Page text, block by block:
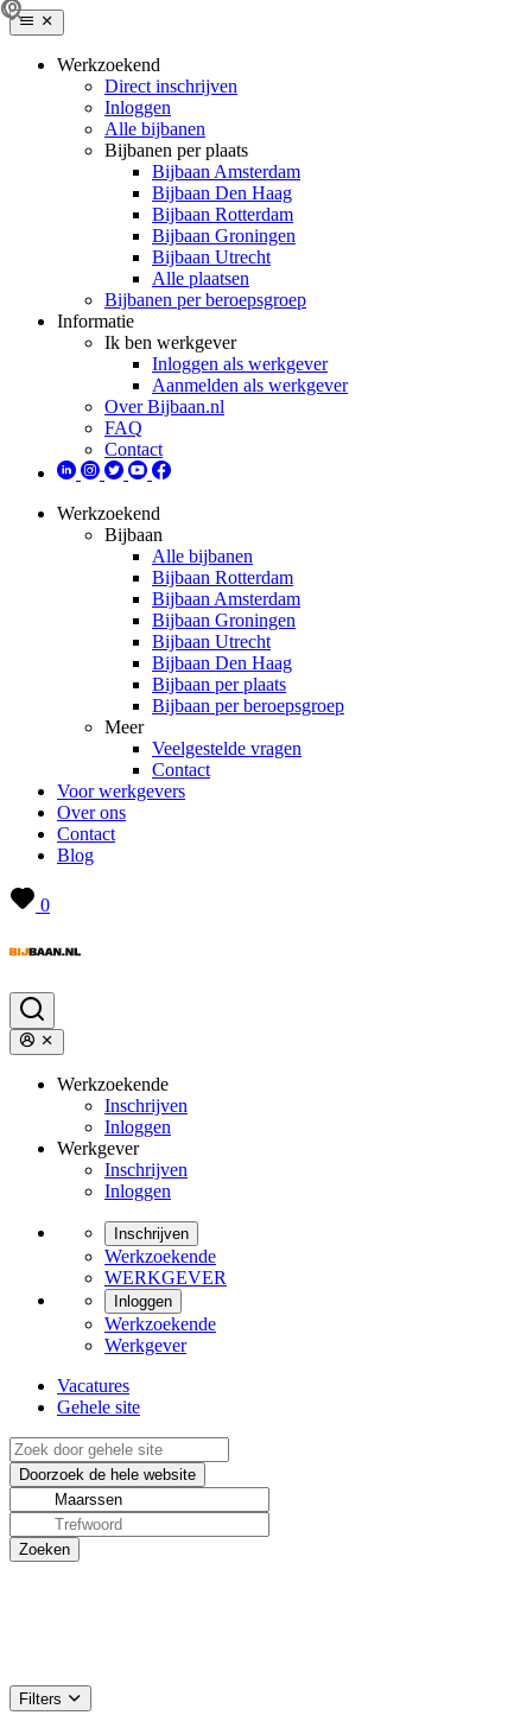
Werkzoekend
Direct inschrijven
Inloggen
Alle bijbanen
Bijbanen per plaats
Bijbaan Amsterdam
Bijbaan Den Haag
Bijbaan Rotterdam
Bijbaan Groningen
Bijbaan Utrecht
Alle plaatsen
Bijbanen per beroepsgroep
Informatie
Ik ben werkgever
Inloggen als werkgever
Aanmelden als werkgever
Over Bijbaan.nl
FAQ
Contact
Werkzoekend
Bijbaan
Alle bijbanen
Bijbaan Rotterdam
Bijbaan Amsterdam
Bijbaan Groningen
Bijbaan Utrecht
Bijbaan Den Haag
Bijbaan per plaats
Bijbaan per beroepsgroep
Meer
Veelgestelde vragen
Contact
Voor werkgevers
Over ons
Contact
Blog
0
Werkzoekende
Inschrijven
Inloggen
Werkgever
Inschrijven
Inloggen
Inschrijven
Werkzoekende
WERKGEVER
Inloggen
Werkzoekende
Werkgever
Vacatures
Gehele site
Filters